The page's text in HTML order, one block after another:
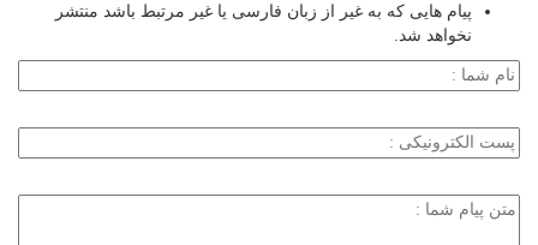
پیام هایی که به غیر از زبان فارسی یا غیر مرتبط باشد منتشر
نخواهد شد.